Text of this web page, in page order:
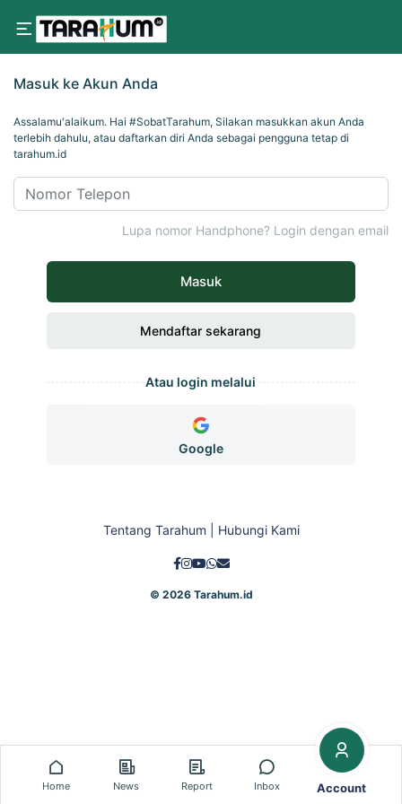
Home News Report Inbox Account
Masuk ke Akun Anda
Assalamu'alaikum. Hai #SobatTarahum, Silakan masukkan akun Anda
terlebih dahulu, atau daftarkan diri Anda sebagai pengguna tetap di
tarahum.id
Lupa nomor Handphone? Login dengan email
Masuk
Mendaftar sekarang
Atau login melalui
Google
Tentang Tarahum | Hubungi Kami
© 2026 Tarahum.id